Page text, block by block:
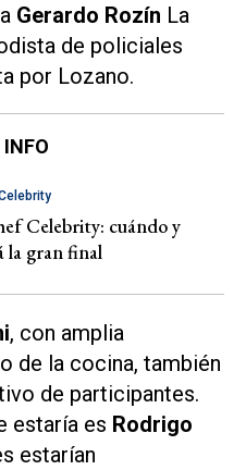
Gerardo Rozín La
de policiales
por Lozano.
Celebrity: cuándo y
la gran final
, con amplia
de la cocina, también
de participantes.
estaría es Rodrigo
estarían